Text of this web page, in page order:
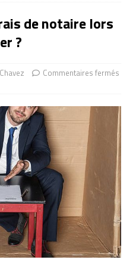
de notaire lors
?
Commentaires fermés